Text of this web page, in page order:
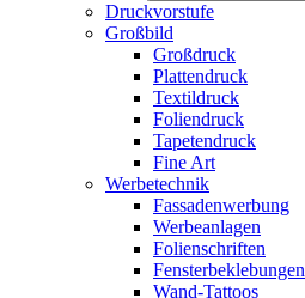
Druckvorstufe
Großbild
Großdruck
Plattendruck
Textildruck
Foliendruck
Tapetendruck
Fine Art
Werbetechnik
Fassadenwerbung
Werbeanlagen
Folienschriften
Fensterbeklebungen
Wand-Tattoos